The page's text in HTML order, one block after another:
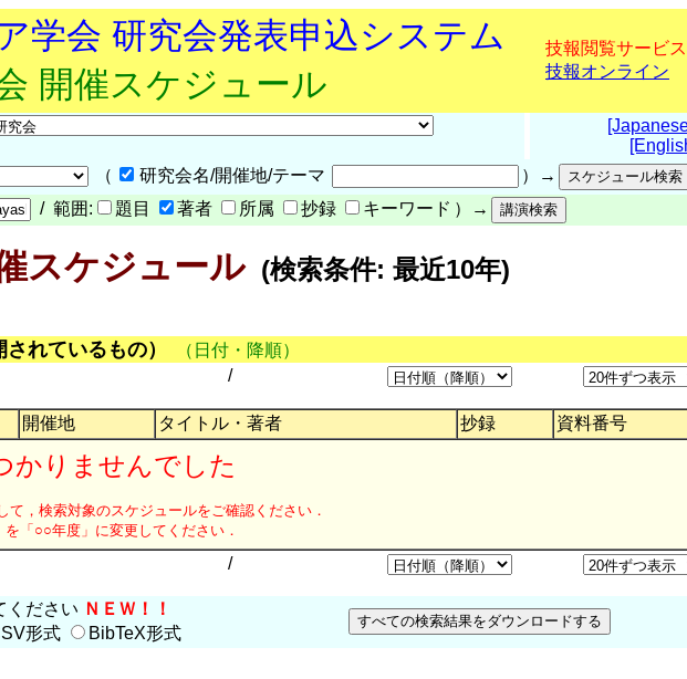
学会 研究会発表申込システム
開催スケジュール
技報閲覧サービス
技報オンライン
（
研究会名/開催地/テーマ
）→
/ 範囲: 題目 著者 所属 抄録 キーワード ）→
スケジュール(検索条件: 最近10年)
れているもの）
（日付・降順）
/
開催地 タイトル・著者 抄録 資料番号
かりませんでした
，検索対象のスケジュールをご確認ください．
「○○年度」に変更してください．
/
ください ＮＥＷ！！
形式 BibTeX形式